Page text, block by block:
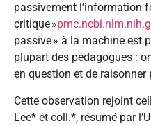
passivement l’information
critique »
passive » à la machine est
plupart des pédagogues :
en question et de raisonner
Cette observation rejoint
Lee* et coll.*, résumé par